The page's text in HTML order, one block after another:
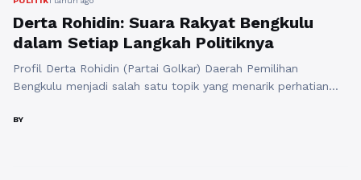
Derta Rohidin: Suara Rakyat Bengkulu
dalam Setiap Langkah Politiknya
Profil Derta Rohidin (Partai Golkar) Daerah Pemilihan
Bengkulu menjadi salah satu topik yang menarik perhatian
datang. Derta Rohidin adalah sosok yang dikenal sebagai
BY